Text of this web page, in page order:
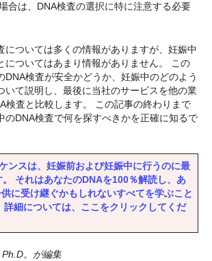
合は、DNA検査の選択に特に注意する必要
については多くの情報がありますが、妊娠中
についてはあまり情報がありません。 この
DNA検査が安全かどうか、妊娠中のどのよう
いて説明し、最後に当社のサービスを他の業
検査と比較します。 この記事の終わりまで
のDNA検査で何を探すべきかを正確に知るで
ンスは、妊娠前および妊娠中に行うのに最
それはあなたのDNAを100％解読し、あ
に受け継ぐかもしれないすべてを学ぶこと
詳細については、ここをクリックしてくだ
。が編集